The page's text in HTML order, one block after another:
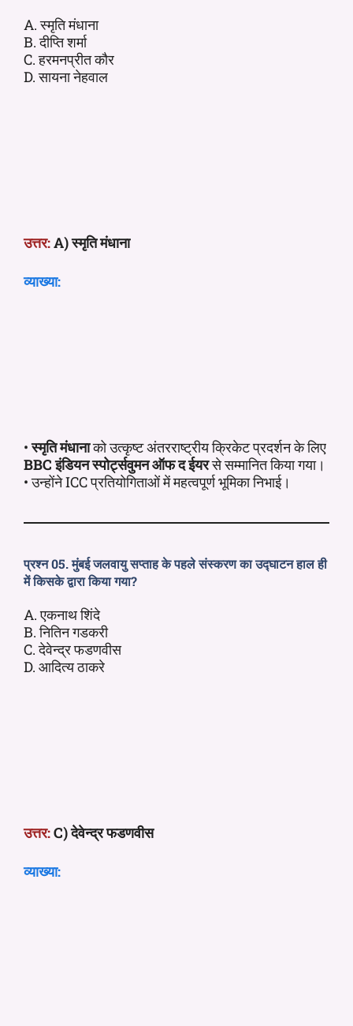
A. स्मृति मंधाना
B. दीप्ति शर्मा
C. हरमनप्रीत कौर
D. सायना नेहवाल
उत्तर:A) स्मृति मंधाना
व्याख्या:
•स्मृति मंधानाको उत्कृष्ट अंतरराष्ट्रीय क्रिकेट प्रदर्शन के लिए
BBC इंडियन स्पोर्ट्सवुमन ऑफ द ईयरसे सम्मानित किया गया।
• उन्होंने ICC प्रतियोगिताओं में महत्वपूर्ण भूमिका निभाई।
प्रश्न 05. मुंबई जलवायु सप्ताह के पहले संस्करण का उद्घाटन हाल ही
में किसके द्वारा किया गया?
A. एकनाथ शिंदे
B. नितिन गडकरी
C. देवेन्द्र फडणवीस
D. आदित्य ठाकरे
उत्तर:C) देवेन्द्र फडणवीस
व्याख्या: